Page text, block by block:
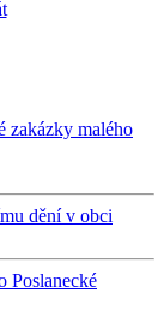
zakázky malého
dění v obci
Poslanecké